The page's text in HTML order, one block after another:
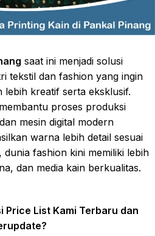
saat ini menjadi solusi
tekstil dan fashion yang ingin
lebih kreatif serta eksklusif.
proses produksi
mesin digital modern
warna lebih detail sesuai
dunia fashion kini memiliki lebih
dan media kain berkualitas.
Price List Kami Terbaru dan